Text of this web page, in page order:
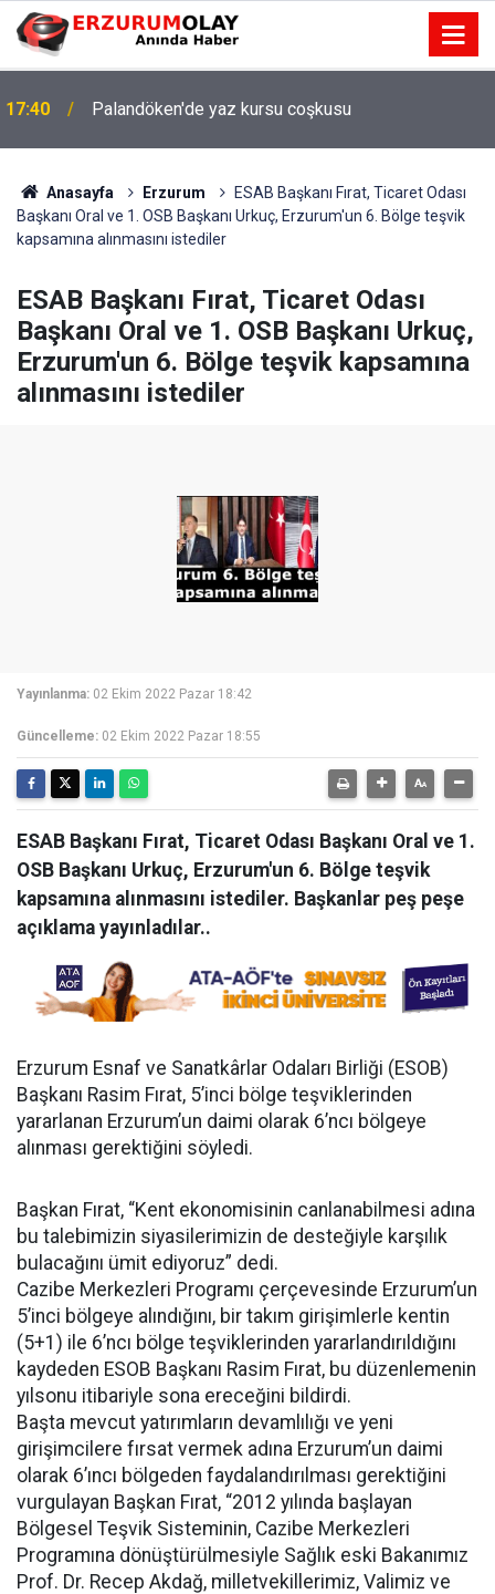
17:40 Palandöken'de yaz kursu coşkusu
Anasayfa Erzurum
ESAB Başkanı Fırat, Ticaret Odası
Başkanı Oral ve 1. OSB Başkanı Urkuç, Erzurum'un 6. Bölge teşvik
kapsamına alınmasını istediler
ESAB Başkanı Fırat, Ticaret Odası
Başkanı Oral ve 1. OSB Başkanı Urkuç,
Erzurum'un 6. Bölge teşvik kapsamına
alınmasını istediler
Yayınlanma: 02 Ekim 2022 Pazar 18:42
Güncelleme: 02 Ekim 2022 Pazar 18:55
ESAB Başkanı Fırat, Ticaret Odası Başkanı Oral ve 1.
OSB Başkanı Urkuç, Erzurum'un 6. Bölge teşvik
kapsamına alınmasını istediler. Başkanlar peş peşe
açıklama yayınladılar..
Erzurum Esnaf ve Sanatkârlar Odaları Birliği (ESOB)
Başkanı Rasim Fırat, 5’inci bölge teşviklerinden
yararlanan Erzurum’un daimi olarak 6’ncı bölgeye
alınması gerektiğini söyledi.
Başkan Fırat, “Kent ekonomisinin canlanabilmesi adına
bu talebimizin siyasilerimizin de desteğiyle karşılık
bulacağını ümit ediyoruz” dedi.
Cazibe Merkezleri Programı çerçevesinde Erzurum’un
5’inci bölgeye alındığını, bir takım girişimlerle kentin
(5+1) ile 6’ncı bölge teşviklerinden yararlandırıldığını
kaydeden ESOB Başkanı Rasim Fırat, bu düzenlemenin
yılsonu itibariyle sona ereceğini bildirdi.
Başta mevcut yatırımların devamlılığı ve yeni
girişimcilere fırsat vermek adına Erzurum’un daimi
olarak 6’ıncı bölgeden faydalandırılması gerektiğini
vurgulayan Başkan Fırat, “2012 yılında başlayan
Bölgesel Teşvik Sisteminin, Cazibe Merkezleri
Programına dönüştürülmesiyle Sağlık eski Bakanımız
Prof. Dr. Recep Akdağ, milletvekillerimiz, Valimiz ve